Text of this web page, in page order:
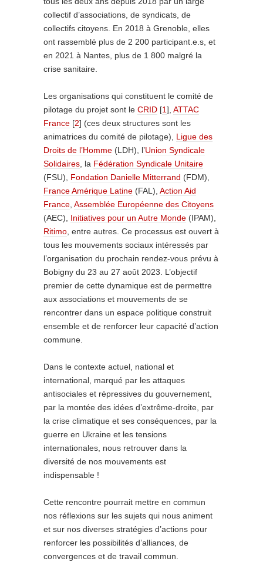
collectif d’associations, de syndicats, de
collectifs citoyens. En 2018 à Grenoble, elles
ont rassemblé plus de 2 200 participant.e.s, et
en 2021 à Nantes, plus de 1 800 malgré la
crise sanitaire.
Les organisations qui constituent le comité de
pilotage du projet sont le CRID [1] ATTAC
France [2] (ces deux structures sont les
animatrices du comité de pilotage), Ligue des
Droits de l’Homme (LDH), l’Union Syndicale
Solidaires , la Fédération Syndicale Unitaire
(FSU), Fondation Danielle Mitterrand (FDM),
France Amérique Latine (FAL), Action Aid
France Assemblée Européenne des Citoyens
(AEC), Initiatives pour un Autre Monde (IPAM),
Ritimo , entre autres. Ce processus est ouvert à
tous les mouvements sociaux intéressés par
l’organisation du prochain rendez-vous prévu à
Bobigny du 23 au 27 août 2023. L’objectif
premier de cette dynamique est de permettre
aux associations et mouvements de se
rencontrer dans un espace politique construit
ensemble et de renforcer leur capacité d’action
commune.
Dans le contexte actuel, national et
international, marqué par les attaques
antisociales et répressives du gouvernement,
par la montée des idées d’extrême-droite, par
la crise climatique et ses conséquences, par la
guerre en Ukraine et les tensions
internationales, nous retrouver dans la
diversité de nos mouvements est
indispensable !
Cette rencontre pourrait mettre en commun
nos réflexions sur les sujets qui nous animent
et sur nos diverses stratégies d’actions pour
renforcer les possibilités d’alliances, de
convergences et de travail commun.